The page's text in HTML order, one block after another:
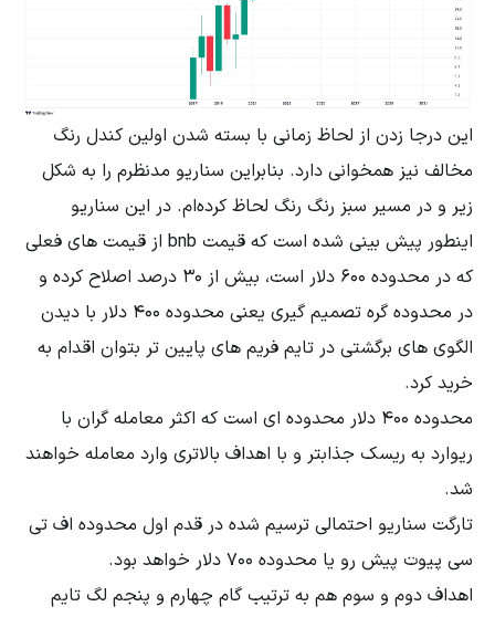
این درجا زدن از لحاظ زمانی با بسته شدن اولین کندل رنگ
مخالف نیز همخوانی دارد. بنابراین سناریو مدنظرم را به شکل
زیر و در مسیر سبز رنگ رنگ لحاظ کرده‌ام. در این سناریو
اینطور پیش بینی شده است که قیمت bnb از قیمت های فعلی
که در محدوده 600 دلار است، بیش از 30 درصد اصلاح کرده و
در محدوده گره تصمیم گیری یعنی محدوده 400 دلار با دیدن
الگوی های برگشتی در تایم فریم های پایین تر بتوان اقدام به
خرید کرد.
محدوده 400 دلار محدوده ای است که اکثر معامله گران با
ریوارد به ریسک جذابتر و با اهداف بالاتری وارد معامله خواهند
شد.
تارگت سناریو احتمالی ترسیم شده در قدم اول محدوده اف تی
سی پیوت پیش رو یا محدوده 700 دلار خواهد بود.
اهداف دوم و سوم هم به ترتیب گام چهارم و پنجم لگ تایم